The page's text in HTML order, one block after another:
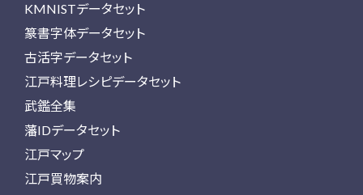
KMNISTデータセット
篆書字体データセット
古活字データセット
江戸料理レシピデータセット
武鑑全集
藩IDデータセット
江戸マップ
江戸買物案内